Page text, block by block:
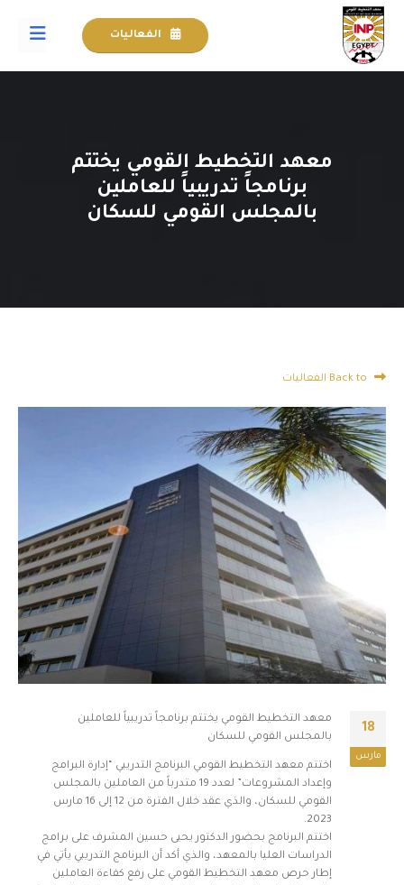
الفعاليات
معهد التخطيط القومي يختتم
برنامجاً تدريبياً للعاملين
بالمجلس القومي للسكان
18
مارس
معهد التخطيط القومي يختتم برنامجاً تدريبياً للعاملين
بالمجلس القومي للسكان
اختتم معهد التخطيط القومي البرنامج التدريبي “إدارة البرامج
وإعداد المشروعات” لعدد 19 متدرباً من العاملين بالمجلس
القومي للسكان، والذي عقد خلال الفترة من 12 إلى 16 مارس
2023.
اختتم البرنامج بحضور الدكتور يحيى حسين المشرف على برامج
الدراسات العليا بالمعهد، والذي أكد أن البرنامج التدريبي يأتي في
إطار حرص معهد التخطيط القومي على رفع كفاءة العاملين